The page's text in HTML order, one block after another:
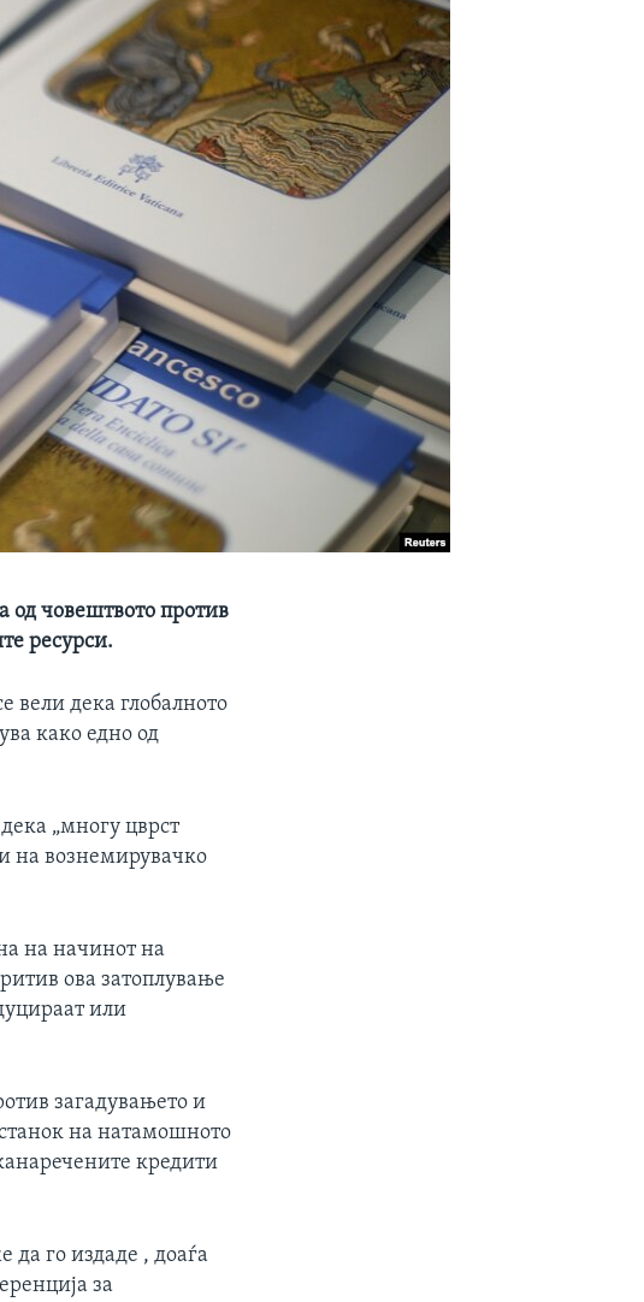
од човештвото против
ресурси.
вели дека глобалното
како едно од
„многу цврст
на вознемирувачко
на начинот на
ова затоплување
или
загадувањето и
на натамошното
кредити
да го издаде , доаѓа
за